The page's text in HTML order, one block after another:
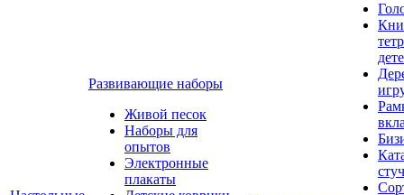
Развивающие наборы
Живой песок
Наборы для
опытов
Электронные
плакаты